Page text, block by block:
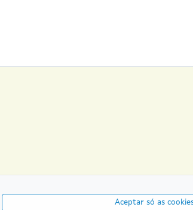
Aceptar só as